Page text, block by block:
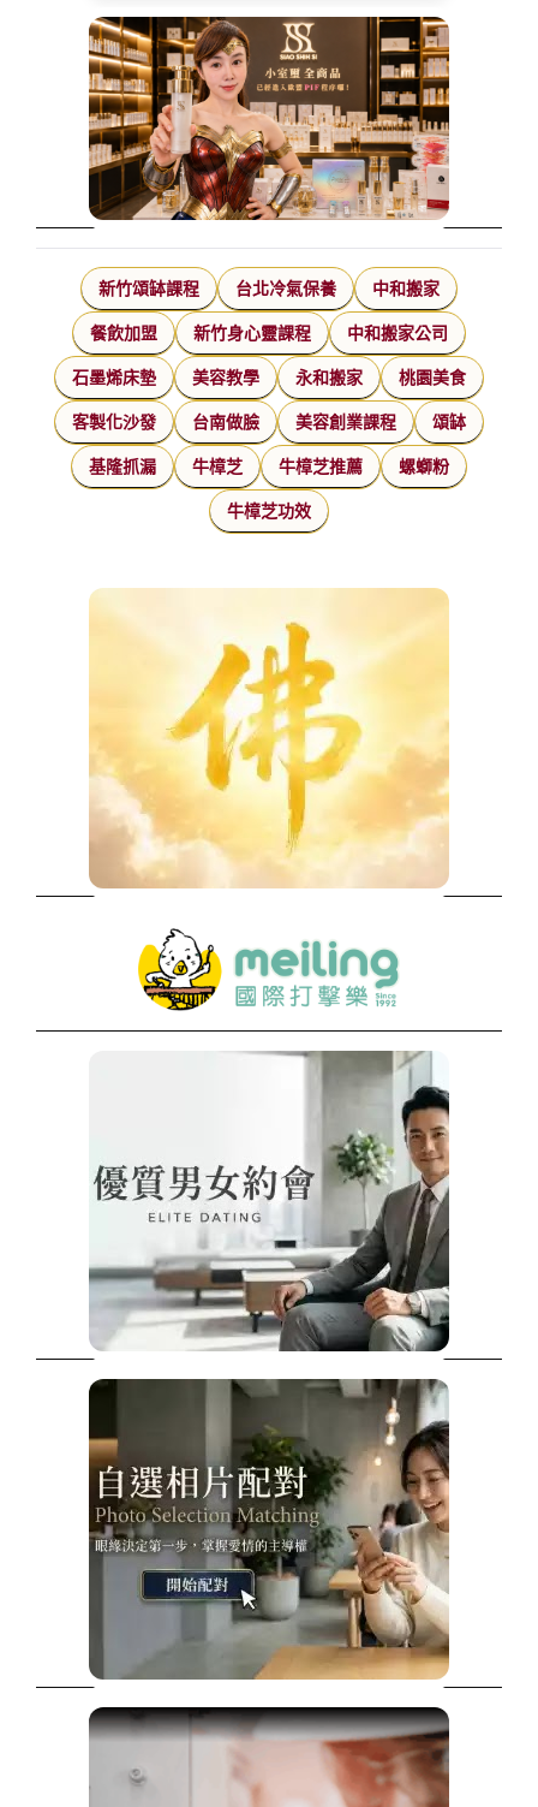
新竹頌缽課程 台北冷氣保養 中和搬家
餐飲加盟 新竹身心靈課程 中和搬家公司
石墨烯床墊 美容教學 永和搬家 桃園美食
客製化沙發 台南做臉 美容創業課程 頌缽
基隆抓漏 牛樟芝 牛樟芝推薦 螺螄粉
牛樟芝功效